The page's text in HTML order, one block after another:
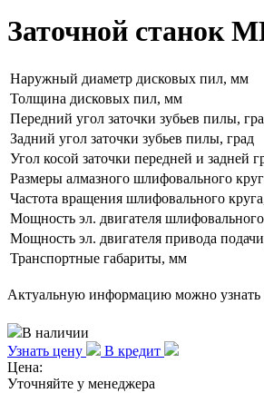
Заточной станок
Наружный диаметр дисковых пил, мм
Толщина дисковых пил, мм
Передний угол заточки зубьев пилы,
Задний угол заточки зубьев пилы, град
Угол косой заточки передней и задней
Размеры алмазного шлифовального
Частота вращения шлифовального
Мощность эл. двигателя
Мощность эл. двигателя привода
Транспортные габариты, мм
Актуальную информацию можно узнать
В наличии
Узнать цену
В кредит
Цена:
Уточняйте у менеджера